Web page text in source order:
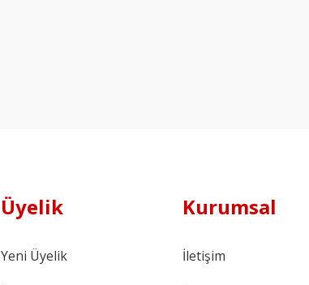
Üyelik
Yeni Üyelik
Kurumsal
İletişim